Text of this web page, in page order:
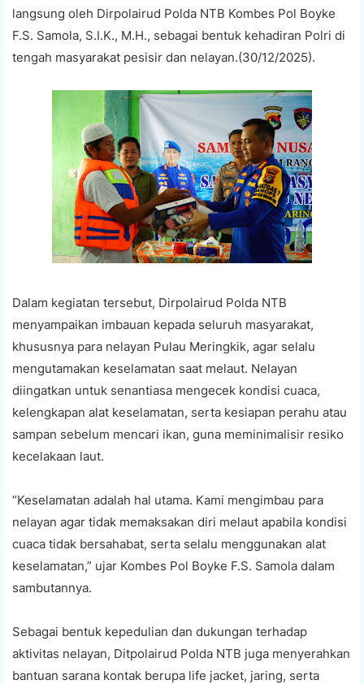
langsung oleh Dirpolairud Polda NTB Kombes Pol Boyke
F.S. Samola, S.I.K., M.H., sebagai bentuk kehadiran Polri di
tengah masyarakat pesisir dan nelayan.(30/12/2025).
Dalam kegiatan tersebut, Dirpolairud Polda NTB
menyampaikan imbauan kepada seluruh masyarakat,
khususnya para nelayan Pulau Meringkik, agar selalu
mengutamakan keselamatan saat melaut. Nelayan
diingatkan untuk senantiasa mengecek kondisi cuaca,
kelengkapan alat keselamatan, serta kesiapan perahu atau
sampan sebelum mencari ikan, guna meminimalisir resiko
kecelakaan laut.
“Keselamatan adalah hal utama. Kami mengimbau para
nelayan agar tidak memaksakan diri melaut apabila kondisi
cuaca tidak bersahabat, serta selalu menggunakan alat
keselamatan,” ujar Kombes Pol Boyke F.S. Samola dalam
sambutannya.
Sebagai bentuk kepedulian dan dukungan terhadap
aktivitas nelayan, Ditpolairud Polda NTB juga menyerahkan
bantuan sarana kontak berupa life jacket, jaring, serta